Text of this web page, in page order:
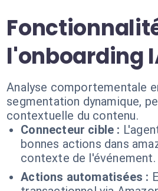
l'onboarding
Analyse comportementale
segmentation dynamique,
contextuelle du contenu.
Connecteur cible :
bonnes actions dans
contexte de l'événement.
Actions automatisées :